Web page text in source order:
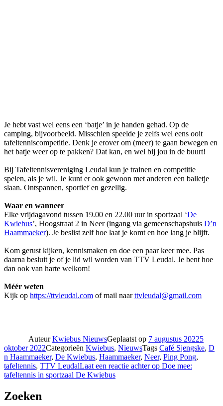
Je hebt vast wel eens een ‘batje’ in je handen gehad. Op de
camping, bijvoorbeeld. Misschien speelde je zelfs wel eens ooit
tafeltenniscompetitie. Denk je erover om (meer) te gaan bewegen en
het batje weer op te pakken? Dat kan, en wel bij jou in de buurt!
Bij Tafeltennisvereniging Leudal kun je trainen en competitie
spelen, als je wil. Je kunt er ook gewoon met anderen een balletje
slaan. Ontspannen, sportief en gezellig.
Waar en wanneer
Elke vrijdagavond tussen 19.00 en 22.00 uur in sportzaal ‘De
Kwiebus’, Hoogstraat 2 in Neer (ingang via gemeenschapshuis D’n
Haammaeker). Je beslist zelf hoe laat je komt en hoe lang je blijft.
Kom gerust kijken, kennismaken en doe een paar keer mee. Pas
daarna besluit je of je lid wil worden van TTV Leudal. Je bent hoe
dan ook van harte welkom!
Méér weten
Kijk op https://ttvleudal.com of mail naarttvleudal@gmail.com
AuteurKwiebus NieuwsGeplaatst op 7 augustus 20225
oktober 2022Categorieën Kwiebus, NieuwsTags Café Sjengske, D
n Haammaeker, De Kwiebus, Haammaeker, Neer, Ping Pong,
tafeltennis, TTV LeudalLaat een reactie achterop Doe mee:
tafeltennis in sportzaal De Kwiebus
Zoeken